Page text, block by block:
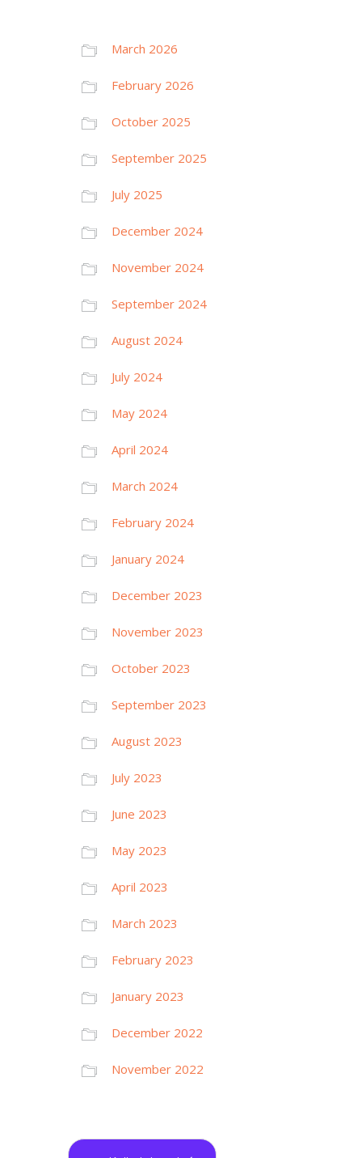
March 2026
February 2026
October 2025
September 2025
July 2025
December 2024
November 2024
September 2024
August 2024
July 2024
May 2024
April 2024
March 2024
February 2024
January 2024
December 2023
November 2023
October 2023
September 2023
August 2023
July 2023
June 2023
May 2023
April 2023
March 2023
February 2023
January 2023
December 2022
November 2022